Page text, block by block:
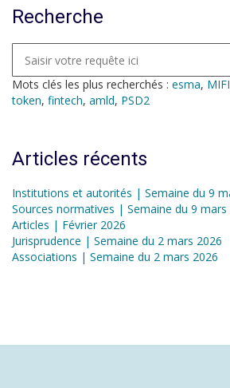
Recherche
Mots clés les plus recherchés : esma,
token, fintech, amld, PSD2
Articles récents
Institutions et autorités | Semaine du 9
Sources normatives | Semaine du 9 mars
Articles | Février 2026
Jurisprudence | Semaine du 2 mars 2026
Associations | Semaine du 2 mars 2026